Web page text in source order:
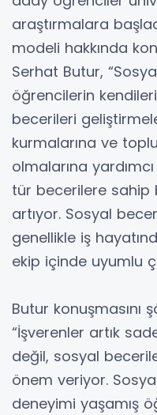
araştırmalara
modeli hakkında
Serhat Butur,
öğrencilerin
becerileri
kurmalarına ve
olmalarına
tür becerilere sahip
artıyor. Sosyal
genellikle iş
ekip içinde uyumlu
Butur konuşmasını
“İşverenler artık
değil, sosyal
önem veriyor.
deneyimi yaşamış